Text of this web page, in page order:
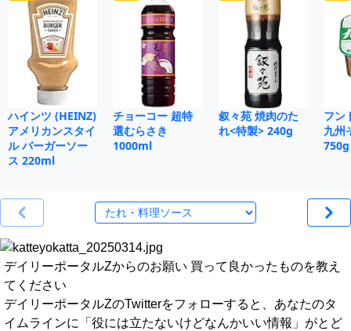
ハインツ (HEINZ)
アメリカンスタイ
ル バーガーソー
ス 220ml
チョーコー 超特
選むらさき
1000ml
叙々苑 焼肉のた
れ<特製> 240g
フン
九州
750g
デイリーポータルZからのお願い 買って良かったものを教え
てください
デイリーポータルZのTwitterをフォローすると、あなたのタ
イムラインに「役には立たないけどなんかいい情報」がとど